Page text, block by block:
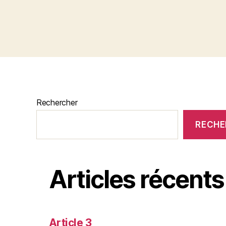
Rechercher
Articles récents
Article 3